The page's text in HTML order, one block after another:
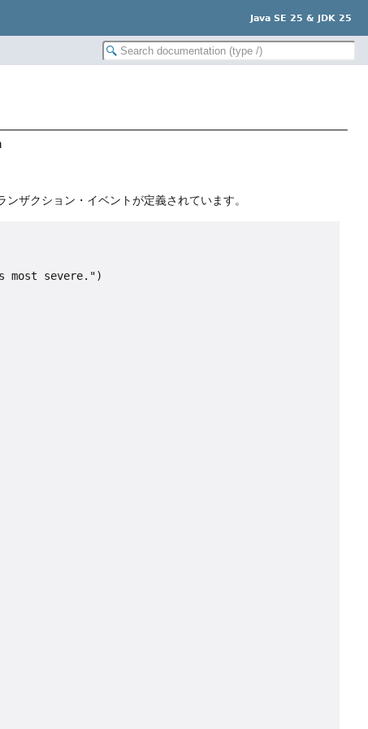
Java SE 25 & JDK 25
ンザクション・イベントが定義されています。
most severe.")